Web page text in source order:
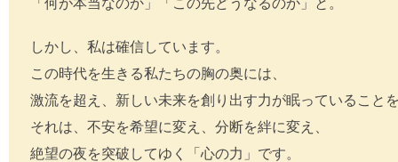
しかし、私は確信しています。
この時代を生きる私たちの胸の奥には、
激流を超え、新しい未来を創り出す力が眠っていることを
それは、不安を希望に変え、分断を絆に変え、
絶望の夜を突破してゆく「心の力」です。